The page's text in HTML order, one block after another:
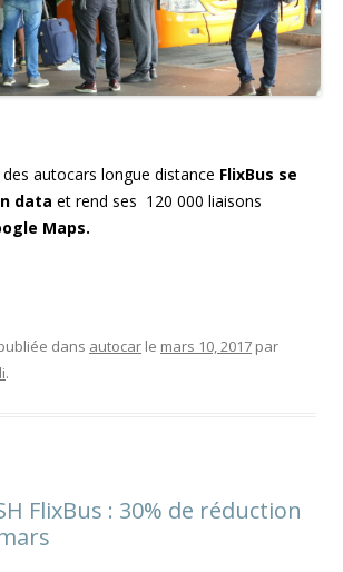
autocars longue distance FlixBus se
data et rend ses 120 000 liaisons
Maps.
dans autocar le mars 10, 2017 par
.
FlixBus : 30% de réduction